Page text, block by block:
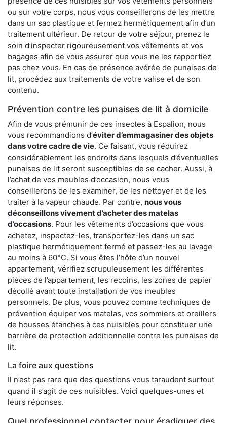
ou sur votre corps, nous vous conseillerons de les mettre
dans un sac plastique et fermez hermétiquement afin d’un
traitement ultérieur. De retour de votre séjour, prenez le
soin d’inspecter rigoureusement vos vêtements et vos
bagages afin de vous assurer que vous ne les rapportiez
pas chez vous. En cas de présence avérée de punaises de
lit, procédez aux traitements de votre valise et de son
contenu.
Prévention contre les punaises de lit à domicile
Afin de vous prémunir de ces insectes à Espalion, nous
vous recommandions d’éviter d’emmagasiner des objets
dans votre cadre de vie. Ce faisant, vous réduirez
considérablement les endroits dans lesquels d’éventuelles
punaises de lit seront susceptibles de se cacher. Aussi, à
l’achat de vos meubles d’occasion, nous vous
conseillerons de les examiner, de les nettoyer et de les
traiter à la vapeur chaude. Par contre, nous vous
déconseillons vivement d’acheter des matelas
d’occasions. Pour les vêtements d’occasions que vous
achetez, inspectez-les, transportez-les dans un sac
plastique hermétiquement fermé et passez-les au lavage
au moins à 60°C. Si vous êtes l’hôte d’un nouvel
appartement, vérifiez scrupuleusement les différentes
pièces de l’appartement, les recoins, les zones de papier
décollé avant toute installation de vos meubles
personnels. De plus, vous pouvez comme techniques de
prévention équiper vos matelas, vos sommiers et oreillers
de housses étanches à ces nuisibles pour constituer une
barrière de protection additionnelle contre les punaises de
lit.
La foire aux questions
Il n’est pas rare que des questions vous taraudent surtout
quand il s’agit de ces nuisibles. Voici quelques-unes et
leurs réponses.